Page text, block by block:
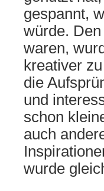
gespannt,
würde.
waren,
kreativer
die
und
schon
auch
wurde